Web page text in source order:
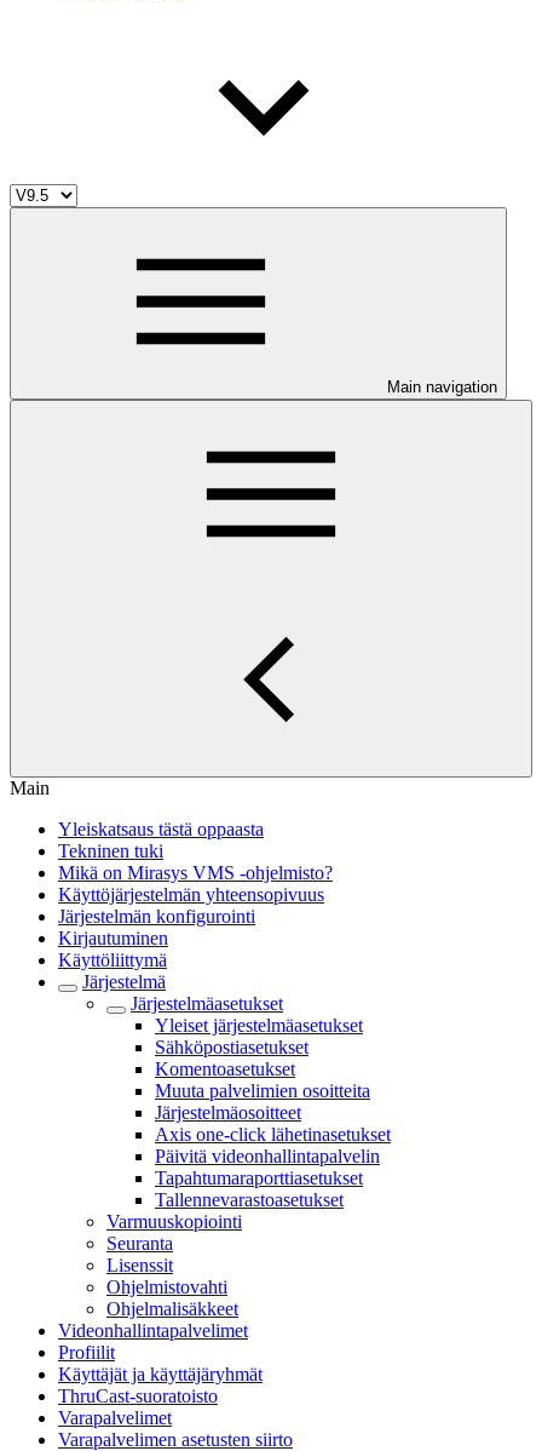
Main navigation
Main
Yleiskatsaus tästä oppaasta
Tekninen tuki
Mikä on Mirasys VMS -ohjelmisto?
Käyttöjärjestelmän yhteensopivuus
Järjestelmän konfigurointi
Kirjautuminen
Käyttöliittymä
Järjestelmä
Järjestelmäasetukset
Yleiset järjestelmäasetukset
Sähköpostiasetukset
Komentoasetukset
Muuta palvelimien osoitteita
Järjestelmäosoitteet
Axis one-click lähetinasetukset
Päivitä videonhallintapalvelin
Tapahtumaraporttiasetukset
Tallennevarastoasetukset
Varmuuskopiointi
Seuranta
Lisenssit
Ohjelmistovahti
Ohjelmalisäkkeet
Videonhallintapalvelimet
Profiilit
Käyttäjät ja käyttäjäryhmät
ThruCast-suoratoisto
Varapalvelimet
Varapalvelimen asetusten siirto